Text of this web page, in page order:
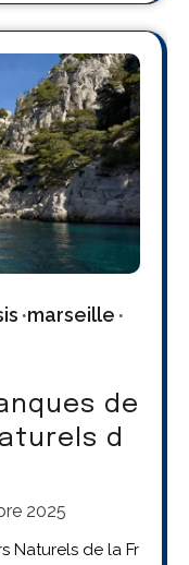
marseille
de
d
2025
Naturels de la Fr